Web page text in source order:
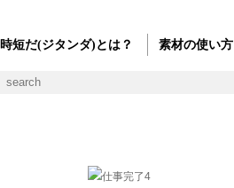
時短だ(ジタンダ)とは？ 素材の使い方